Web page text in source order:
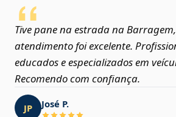
Tive pane na estrada na Barragem,
atendimento foi excelente.
educados e especializados em
Recomendo com confiança.
JP José P.